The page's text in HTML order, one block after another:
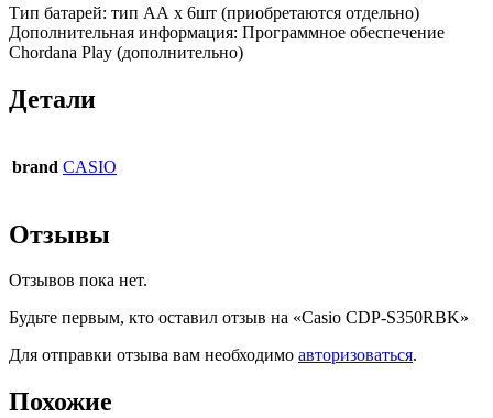
Тип батарей: тип АА х 6шт (приобретаются отдельно)
Дополнительная информация: Программное обеспечение
Chordana Play (дополнительно)
Детали
brand CASIO
Отзывы
Отзывов пока нет.
Будьте первым, кто оставил отзыв на «Casio CDP-S350RBK»
Для отправки отзыва вам необходимо авторизоваться.
Похожие